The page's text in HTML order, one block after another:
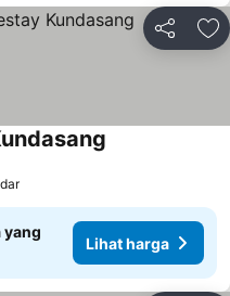
Kongsi
yang
Lihat harga